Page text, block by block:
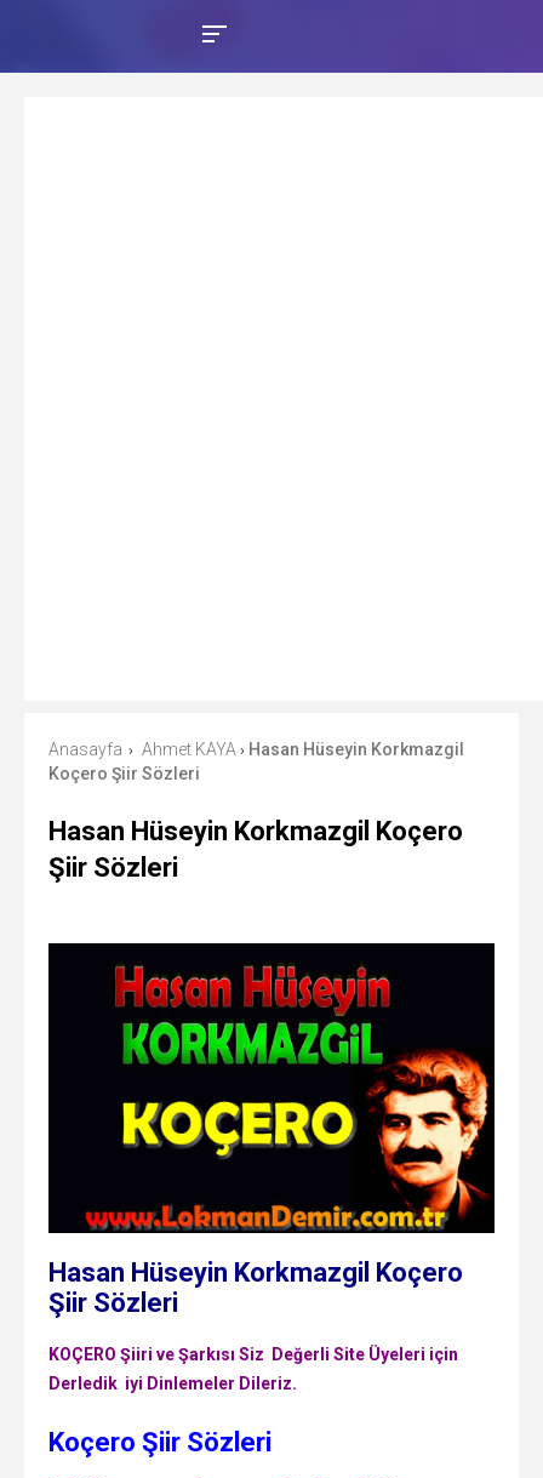
Anasayfa › Ahmet KAYA › Hasan Hüseyin Korkmazgil
Koçero Şiir Sözleri
Hasan Hüseyin Korkmazgil Koçero
Şiir Sözleri
Hasan Hüseyin Korkmazgil Koçero
Şiir Sözleri
KOÇERO Şiiri ve Şarkısı Siz Değerli Site Üyeleri için
Derledik iyi Dinlemeler Dileriz.
Koçero Şiir Sözleri